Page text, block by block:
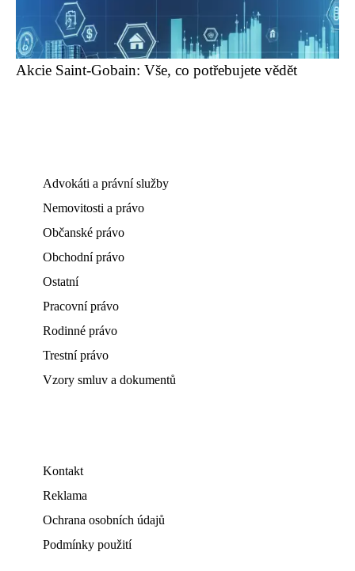
Akcie Saint-Gobain: Vše, co potřebujete vědět
Advokáti a právní služby
Nemovitosti a právo
Občanské právo
Obchodní právo
Ostatní
Pracovní právo
Rodinné právo
Trestní právo
Vzory smluv a dokumentů
Kontakt
Reklama
Ochrana osobních údajů
Podmínky použití